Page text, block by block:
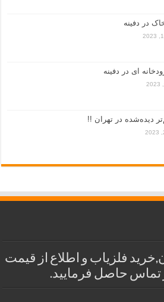
در دفینه
ای در دفینه
دیده‌شده در تهران !!
فلزیاب و اطلاع از قیمت
تماس حاصل فرمایید.